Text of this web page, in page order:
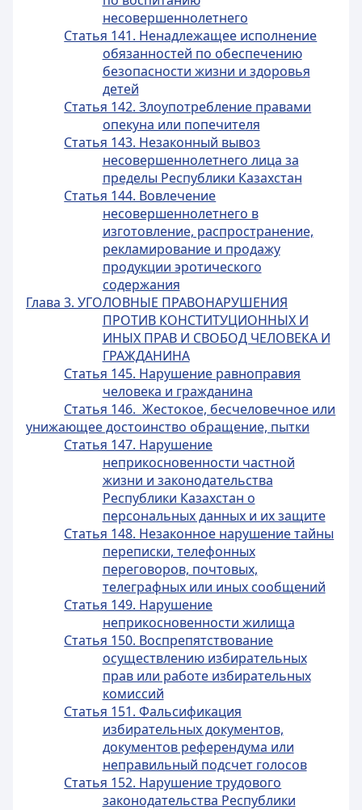
несовершеннолетнего
Статья 141. Ненадлежащее исполнение
обязанностей по обеспечению
безопасности жизни и здоровья
детей
Статья 142. Злоупотребление правами
опекуна или попечителя
Статья 143. Незаконный вывоз
несовершеннолетнего лица за
пределы Республики Казахстан
Статья 144. Вовлечение
несовершеннолетнего в
изготовление, распространение,
рекламирование и продажу
продукции эротического
содержания
Глава 3. УГОЛОВНЫЕ ПРАВОНАРУШЕНИЯ
ПРОТИВ КОНСТИТУЦИОННЫХ И
ИНЫХ ПРАВ И СВОБОД ЧЕЛОВЕКА И
ГРАЖДАНИНА
Статья 145. Нарушение равноправия
человека и гражданина
Статья 146. Жестокое, бесчеловечное или
унижающее достоинство обращение, пытки
Статья 147. Нарушение
неприкосновенности частной
жизни и законодательства
Республики Казахстан о
персональных данных и их защите
Статья 148. Незаконное нарушение тайны
переписки, телефонных
переговоров, почтовых,
телеграфных или иных сообщений
Статья 149. Нарушение
неприкосновенности жилища
Статья 150. Воспрепятствование
осуществлению избирательных
прав или работе избирательных
комиссий
Статья 151. Фальсификация
избирательных документов,
документов референдума или
неправильный подсчет голосов
Статья 152. Нарушение трудового
законодательства Республики